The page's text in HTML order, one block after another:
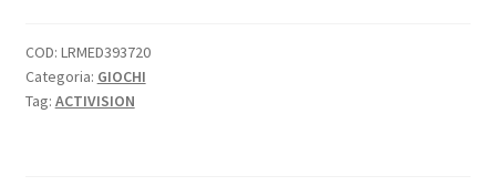
OF
DUTY:
BLACK
COD: LRMED393720
Categoria: GIOCHI
Tag: ACTIVISION